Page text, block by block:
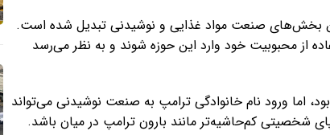
بخش‌های صنعت مواد غذایی و نوشیدنی تبدیل شده است.
از محبوبیت خود وارد این حوزه شوند و به نظر می‌رسد
اما ورود نام خانوادگی ترامپ به صنعت نوشیدنی می‌تواند
شخصیتی کم‌حاشیه‌تر مانند بارون ترامپ در میان باشد.